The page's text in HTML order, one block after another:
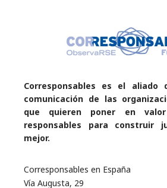
Corresponsables es el aliado
comunicación de las
que quieren poner en
responsables para construir
mejor.
Corresponsables en España
Vía Augusta, 29